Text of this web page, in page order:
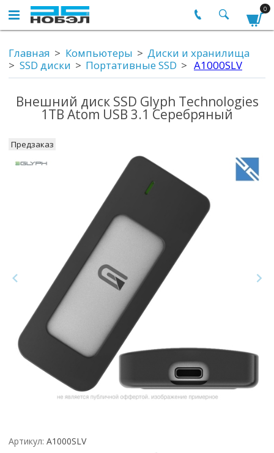
0
Главная Компьютеры
Диски и хранилища
SSD диски
Портативные SSD A1000SLV
Внешний диск SSD Glyph Technologies
1TB Atom USB 3.1 Серебряный
Предзаказ
Артикул: A1000SLV